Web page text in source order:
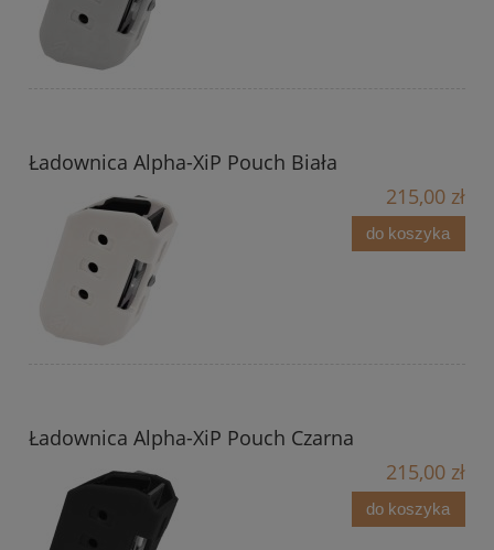
Ładownica Alpha-XiP Pouch Biała
215,00 zł
do koszyka
Ładownica Alpha-XiP Pouch Czarna
215,00 zł
do koszyka